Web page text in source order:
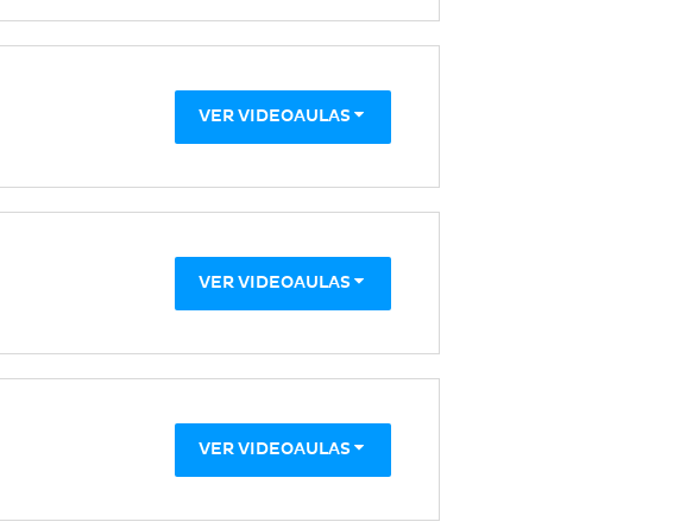
VER VIDEOAULAS
VER VIDEOAULAS
VER VIDEOAULAS